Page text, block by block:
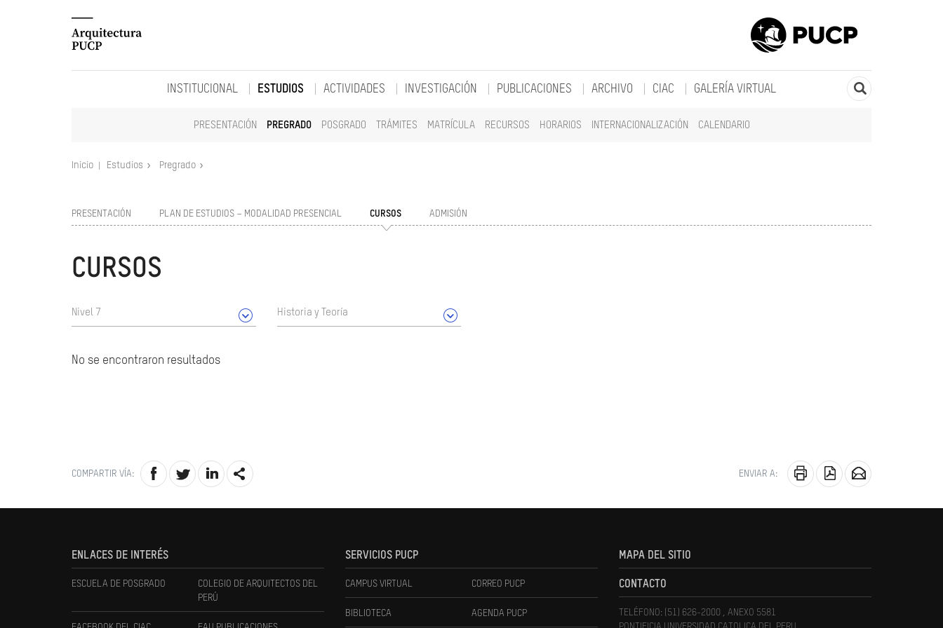
INSTITUCIONAL ESTUDIOS
PRESENTACIÓN PREGRADO POSGRADO TRÁMITES MATRÍCULA RECURSOS HORARIOS INTERNACIONALIZACIÓN CALENDARIO
ACTIVIDADES INVESTIGACIÓN PUBLICACIONES ARCHIVO CIAC GALERÍA VIRTUAL
Inicio Estudios Pregrado
PRESENTACIÓN PLAN DE ESTUDIOS – MODALIDAD PRESENCIAL CURSOS ADMISIÓN
CURSOS
Nivel 7 Historia y Teoría
No se encontraron resultados
COMPARTIR VÍA: ENVIAR A:
ENLACES DE INTERÉS
ESCUELA DE POSGRADO
COLEGIO DE ARQUITECTOS DEL
PERÚ
SERVICIOS PUCP
CAMPUS VIRTUAL CORREO PUCP
BIBLIOTECA AGENDA PUCP
MAPA DEL SITIO
CONTACTO
TELÉFONO: (51) 626-2000 , ANEXO 5581